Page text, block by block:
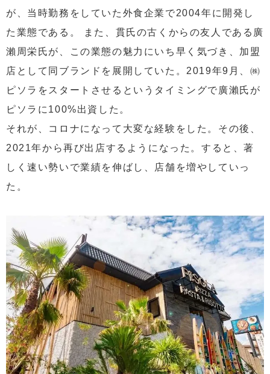
が、当時勤務をしていた外食企業で2004年に開発し
た業態である。 また、貫氏の古くからの友人である廣
瀨周栄氏が、この業態の魅力にいち早く気づき、加盟
店として同ブランドを展開していた。2019年9月、㈱
ピソラをスタートさせるというタイミングで廣瀨氏が
ピソラに100%出資した。
それが、コロナになって大変な経験をした。その後、
2021年から再び出店するようになった。すると、著
しく速い勢いで業績を伸ばし、店舗を増やしていっ
た。